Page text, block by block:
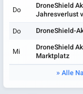
Do
DroneShield
Jahresverlust
Do
DroneShield-
Mi
DroneShield
Marktplatz
Alle